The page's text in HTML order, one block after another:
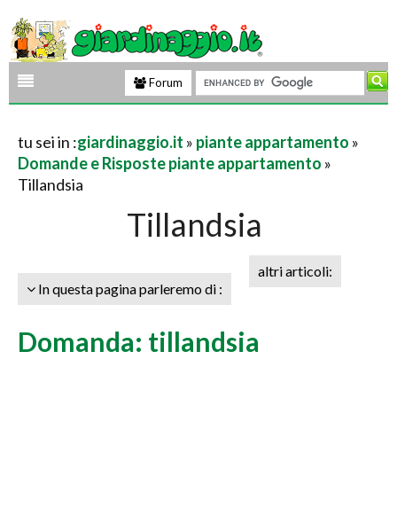
Forum
tu sei in :giardinaggio.it » piante appartamento »
Domande e Risposte piante appartamento »
Tillandsia
Tillandsia
In questa pagina parleremo di :
altri articoli:
Domanda: tillandsia